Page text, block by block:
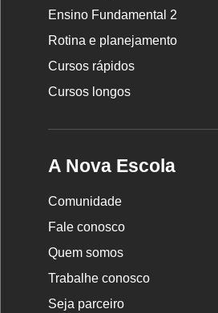
Ensino Fundamental 2
Rotina e planejamento
Cursos rápidos
Cursos longos
A Nova Escola
Comunidade
Fale conosco
Quem somos
Trabalhe conosco
Seja parceiro